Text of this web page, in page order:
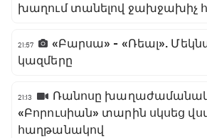
խաղում տանելով ջախջախիչ
21:57
«Բարսա» - «Ռեալ».
կազմերը
21:13
Ռանոսը
«Բորուսիան» տարին սկսեց
հաղթանակով